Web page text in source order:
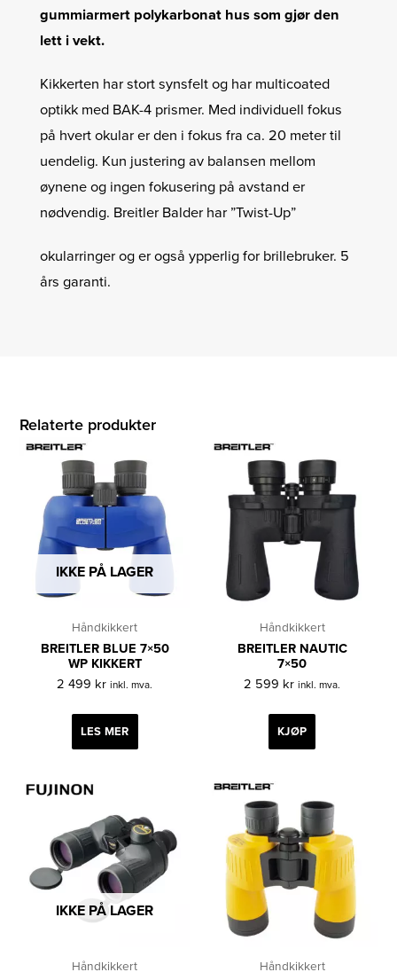
gummiarmert polykarbonat hus som gjør den
lett i vekt.
Kikkerten har stort synsfelt og har multicoated
optikk med BAK-4 prismer. Med individuell fokus
på hvert okular er den i fokus fra ca. 20 meter til
uendelig. Kun justering av balansen mellom
øynene og ingen fokusering på avstand er
nødvendig. Breitler Balder har ”Twist-Up”
okularringer og er også ypperlig for brillebruker. 5
års garanti.
Relaterte produkter
IKKE PÅ LAGER
Håndkikkert
BREITLER BLUE 7×50
WP KIKKERT
2 499 kr inkl. mva.
LES MER
Håndkikkert
BREITLER NAUTIC
7×50
2 599 kr inkl. mva.
KJØP
IKKE PÅ LAGER
Håndkikkert
Håndkikkert